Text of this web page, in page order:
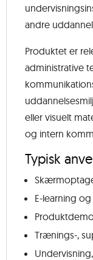
andre
Produktet er
administrative
eller visuelt
og intern
Typisk
E-learning
Trænings-,